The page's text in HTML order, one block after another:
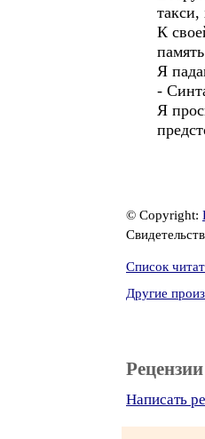
такси,
К
Я
-
Я
© Copyright:
Список
Другие
Рецензии
Написать